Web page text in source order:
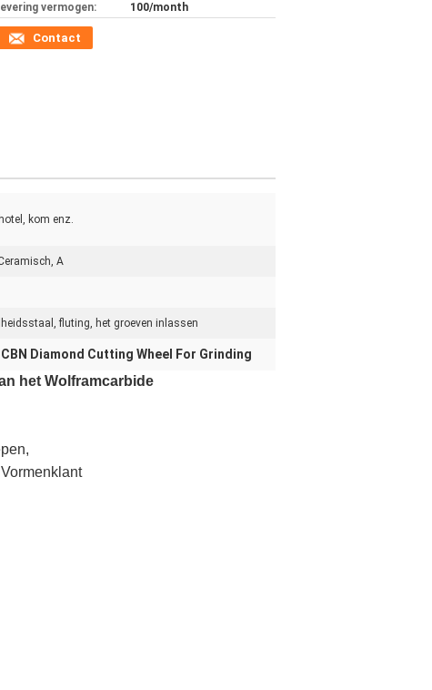
vermogen:
100/month
Contact
kom enz.
A
fluting, het groeven inlassen
CBN Diamond Cutting Wheel For Grinding
het Wolframcarbide
Vormenklant